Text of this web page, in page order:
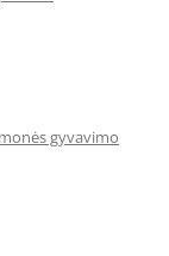
gyvavimo